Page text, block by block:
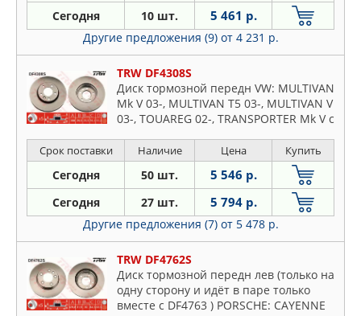
Сегодня 10 шт. 5 461 р.
Другие предложения (9) от 4 231 р.
TRW DF4308S
Диск тормозной передн VW: MULTIVAN
Mk V 03-, MULTIVAN T5 03-, MULTIVAN V
03-, TOUAREG 02-, TRANSPORTER Mk V c
TRANSPORTER Mk V фургон 0
Срок поставки Наличие Цена Купить
Сегодня 50 шт. 5 546 р.
Сегодня 27 шт. 5 794 р.
Другие предложения (7) от 5 478 р.
TRW DF4762S
Диск тормозной передн лев (только на
одну сторону и идёт в паре только
вместе с DF4763 ) PORSCHE: CAYENNE